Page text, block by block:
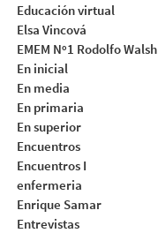
Educación virtual
Elsa Vincová
EMEM Nº1 Rodolfo Walsh
En inicial
En media
En primaria
En superior
Encuentros
Encuentros I
enfermeria
Enrique Samar
Entrevistas